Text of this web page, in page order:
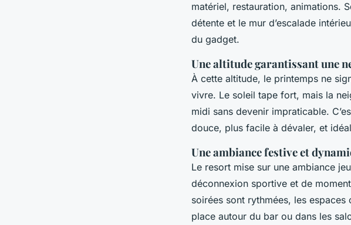
matériel, restauration, animations.
détente et le mur d’escalade
du gadget.
Une altitude garantissant une
À cette altitude, le printemps ne
vivre. Le soleil tape fort, mais la
midi sans devenir impraticable.
douce, plus facile à dévaler, et
Une ambiance festive et
Le resort mise sur une ambiance
déconnexion sportive et de
soirées sont rythmées, les
place autour du bar ou dans les